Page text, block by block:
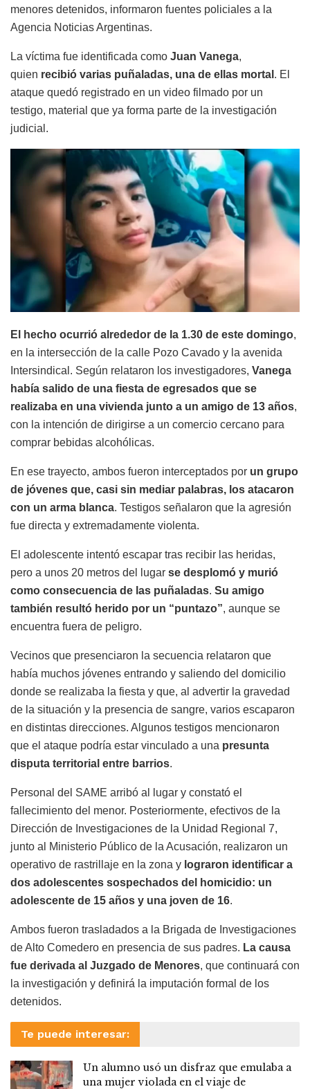
menores detenidos, informaron fuentes policiales a la
Agencia Noticias Argentinas.
La víctima fue identificada como Juan Vanega,
quien recibió varias puñaladas, una de ellas mortal . El
ataque quedó registrado en un video filmado por un
testigo, material que ya forma parte de la investigación
judicial.
El hecho ocurrió alrededor de la 1.30 de este domingo,
en la intersección de la calle Pozo Cavado y la avenida
Intersindical. Según relataron los investigadores, Vanega
había salido de una fiesta de egresados que se
realizaba en una vivienda junto a un amigo de 13 años,
con la intención de dirigirse a un comercio cercano para
comprar bebidas alcohólicas.
En ese trayecto, ambos fueron interceptados por un grupo
de jóvenes que, casi sin mediar palabras, los atacaron
con un arma blanca. Testigos señalaron que la agresión
fue directa y extremadamente violenta.
El adolescente intentó escapar tras recibir las heridas,
pero a unos 20 metros del lugar se desplomó y murió
como consecuencia de las puñaladas. Su amigo
también resultó herido por un “puntazo”, aunque se
encuentra fuera de peligro.
Vecinos que presenciaron la secuencia relataron que
había muchos jóvenes entrando y saliendo del domicilio
donde se realizaba la fiesta y que, al advertir la gravedad
de la situación y la presencia de sangre, varios escaparon
en distintas direcciones. Algunos testigos mencionaron
que el ataque podría estar vinculado a una presunta
disputa territorial entre barrios.
Personal del SAME arribó al lugar y constató el
fallecimiento del menor. Posteriormente, efectivos de la
Dirección de Investigaciones de la Unidad Regional 7,
junto al Ministerio Público de la Acusación, realizaron un
operativo de rastrillaje en la zona y lograron identificar a
dos adolescentes sospechados del homicidio: un
adolescente de 15 años y una joven de 16.
Ambos fueron trasladados a la Brigada de Investigaciones
de Alto Comedero en presencia de sus padres. La causa
fue derivada al Juzgado de Menores, que continuará con
la investigación y definirá la imputación formal de los
detenidos.
Te puede interesar:
Un alumno usó un disfraz que emulaba a
una mujer violada en el viaje de